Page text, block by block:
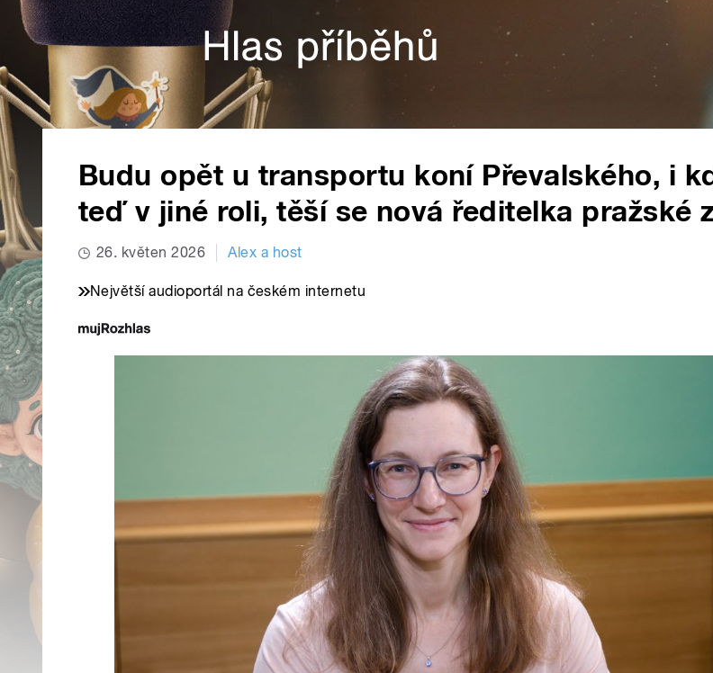
Budu opět u transportu koní Převalského, i
teď v jiné roli, těší se nová ředitelka pražské
26. květen 2026 Alex a host
Největší audioportál na českém internetu